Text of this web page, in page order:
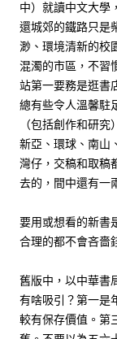
中）就讀中文大學
還城郊的鐵路只是
渺、環境清新的校
混濁的市區，不習
站第一要務是逛書
總有些令人溫馨駐
（包括創作和研
新亞、環球、南山
灣仔，交稿和取稿
去的，間中還有一
要用或想看的新書
合理的都不會吝嗇
舊版中，以中華書
有啥吸引？第一是
較有保存價值。第